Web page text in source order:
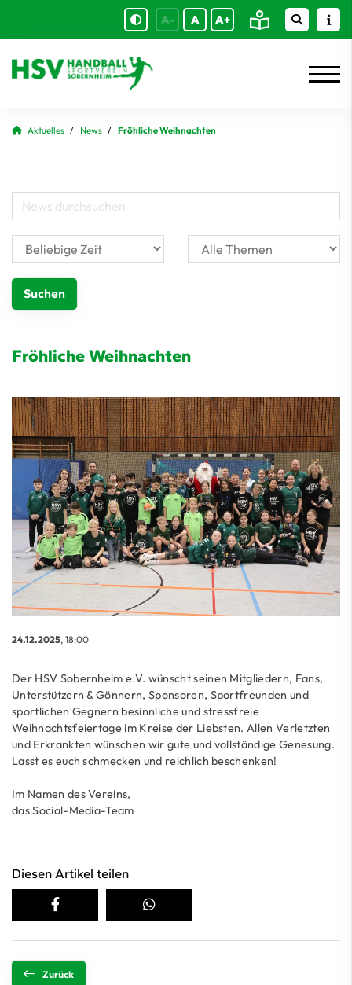
A- A A+
Aktuelles News Fröhliche Weihnachten
Fröhliche Weihnachten
24.12.2025, 18:00
Der HSV Sobernheim e.V. wünscht seinen Mitgliedern, Fans,
Unterstützern & Gönnern, Sponsoren, Sportfreunden und
sportlichen Gegnern besinnliche und stressfreie
Weihnachtsfeiertage im Kreise der Liebsten. Allen Verletzten
und Erkrankten wünschen wir gute und vollständige Genesung.
Lasst es euch schmecken und reichlich beschenken!
Im Namen des Vereins,
das Social-Media-Team
Diesen Artikel teilen
Zurück